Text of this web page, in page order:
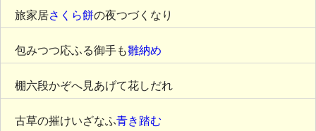
旅家居さくら餅の夜つづくなり
包みつつ応ふる御手も雛納め
棚六段かぞへ見あげて花しだれ
古草の摧けいざなふ青き踏む